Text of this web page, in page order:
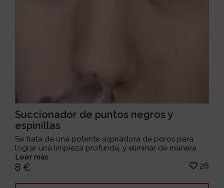
Succionador de puntos negros y
espinillas
Se trata de una potente aspiradora de poros para
lograr una limpieza profunda, y eliminar de manera ...
Leer más
8 € 26